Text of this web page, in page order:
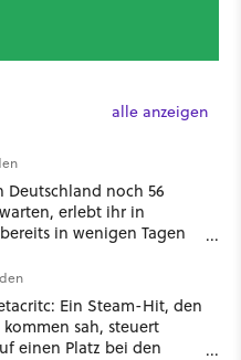
alle anzeigen
Deutschland noch 56
erlebt ihr in
in wenigen Tagen
Ein Steam-Hit, den
sah, steuert
einen Platz bei den